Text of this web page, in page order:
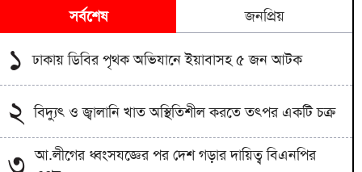
সর্বশেষ জনপ্রিয়
১ ঢাকায় ডিবির পৃথক অভিযানে ইয়াবাসহ ৫ জন আটক
২ বিদ্যুৎ ও জ্বালানি খাত অস্থিতিশীল করতে তৎপর একটি চক্র
৩ আ.লীগের ধ্বংসযজ্ঞের পর দেশ গড়ার দায়িত্ব বিএনপির